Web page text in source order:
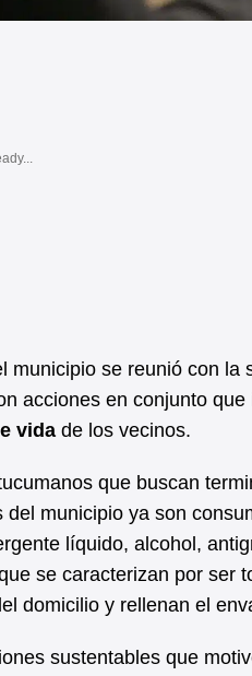
municipio se reunió con la
acciones en conjunto que
vida de los vecinos.
que buscan
municipio ya son
líquido, alcohol,
se caracterizan por ser
domicilio y rellenan el
sustentables que